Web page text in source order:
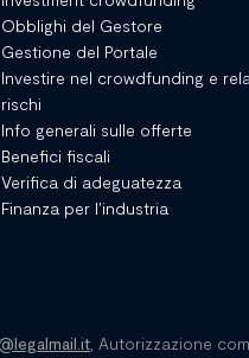
Obblighi del Gestore
Gestione del Portale
Investire nel crowdfunding e
rischi
Info generali sulle offerte
Benefici fiscali
Verifica di adeguatezza
Finanza per l'industria
, Autorizzazione